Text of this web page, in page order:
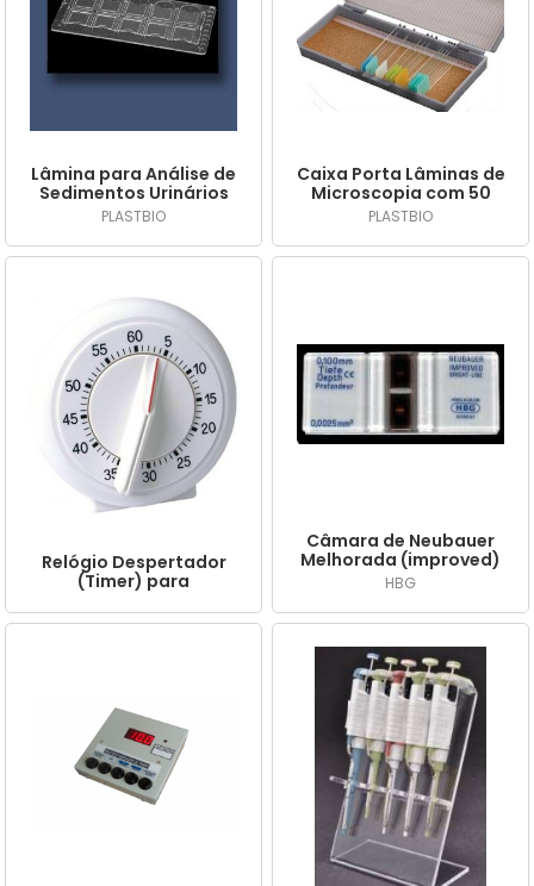
Lâmina para Análise de
Sedimentos Urinários
"Precision Cell" -
PLASTBIO
Caixa Porta Lâminas de
Microscopia com 50
Lugares, Tampa com
Fecho de Segurança. -
PLASTBIO
Relógio Despertador
(Timer) para
Câmara de Neubauer
Melhorada (improved)
ou Espelhada
para Contagem de
Celulares - HBG
HBG